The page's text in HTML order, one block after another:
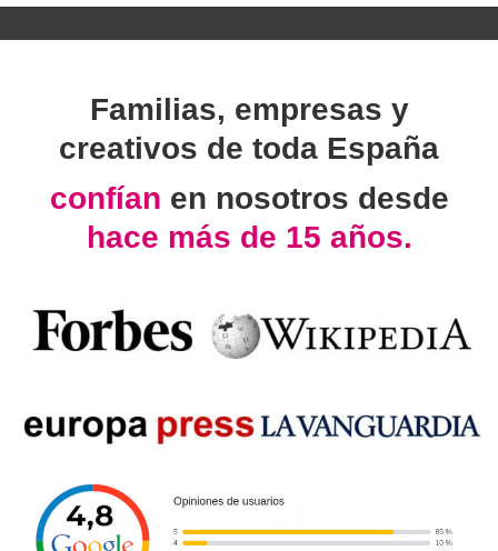
Familias, empresas y
creativos de toda España
confían en nosotros desde
hace más de 15 años.